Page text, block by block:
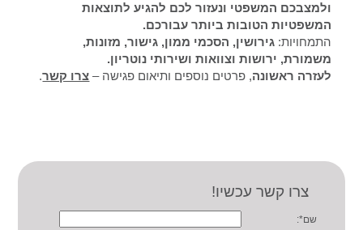
ולמצבכם המשפטי ונעזור לכם להגיע לתוצאות
המשפטיות הטובות ביותר עבורכם.
התמחויות: גירושין, הסכמי ממון, גישור, מזונות,
משמורת, ירושות וצוואות ושירותי נוטריון.
לעזרה ראשונה, פרטים נוספים ותיאום פגישה – צרו קשר.
צרו קשר עכשיו!
שם*: